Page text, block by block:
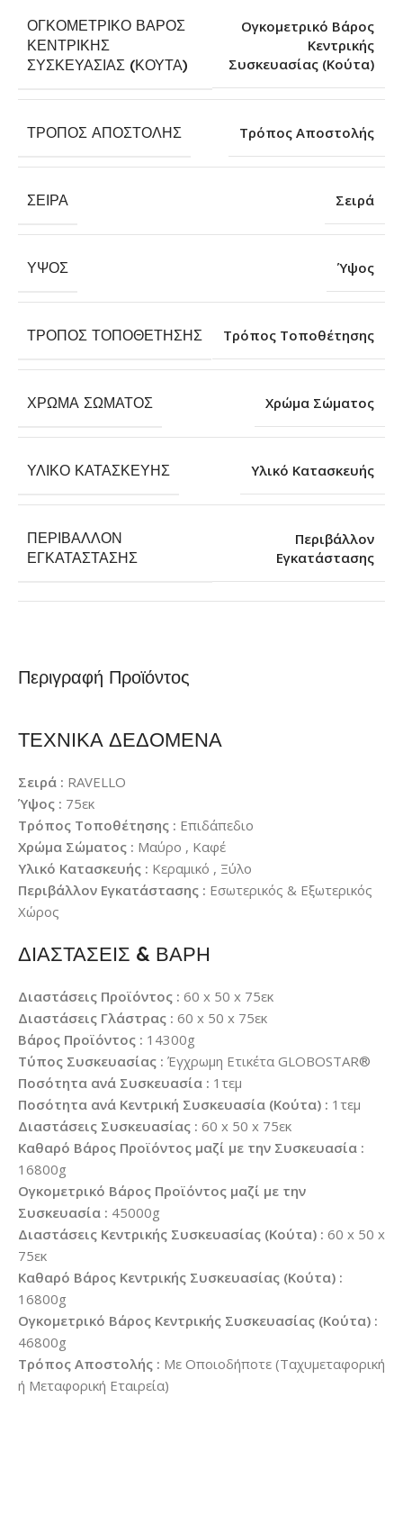
Περιγραφή Προϊόντος
ΤΕΧΝΙΚΑ ΔΕΔΟΜΕΝΑ
Σειρά : RAVELLO
Ύψος : 75εκ
Τρόπος Τοποθέτησης : Επιδάπεδιο
Χρώμα Σώματος : Μαύρο , Καφέ
Υλικό Κατασκευής : Κεραμικό , Ξύλο
Περιβάλλον Εγκατάστασης : Εσωτερικός & Εξωτερικός
Χώρος
ΔΙΑΣΤΑΣΕΙΣ & ΒΑΡΗ
Διαστάσεις Προϊόντος : 60 x 50 x 75εκ
Διαστάσεις Γλάστρας : 60 x 50 x 75εκ
Βάρος Προϊόντος : 14300g
Τύπος Συσκευασίας : Έγχρωμη Ετικέτα GLOBOSTAR®
Ποσότητα ανά Συσκευασία : 1τεμ
Ποσότητα ανά Κεντρική Συσκευασία (Κούτα) : 1τεμ
Διαστάσεις Συσκευασίας : 60 x 50 x 75εκ
Καθαρό Βάρος Προϊόντος μαζί με την Συσκευασία :
16800g
Ογκομετρικό Βάρος Προϊόντος μαζί με την
Συσκευασία : 45000g
Διαστάσεις Κεντρικής Συσκευασίας (Κούτα) : 60 x 50 x
75εκ
Καθαρό Βάρος Κεντρικής Συσκευασίας (Κούτα) :
16800g
Ογκομετρικό Βάρος Κεντρικής Συσκευασίας (Κούτα) :
46800g
Τρόπος Αποστολής : Με Οποιοδήποτε (Ταχυμεταφορική
ή Μεταφορική Εταιρεία)
ΟΓΚΟΜΕΤΡΙΚΌ ΒΆΡΟΣ
ΚΕΝΤΡΙΚΉΣ
ΣΥΣΚΕΥΑΣΊΑΣ (ΚΟΎΤΑ)
Ογκομετρικό Βάρος
Κεντρικής
Συσκευασίας (Κούτα)
ΤΡΌΠΟΣ ΑΠΟΣΤΟΛΉΣ Τρόπος Αποστολής
ΣΕΙΡΆ Σειρά
ΎΨΟΣ Ύψος
ΤΡΌΠΟΣ ΤΟΠΟΘΈΤΗΣΗΣ Τρόπος Τοποθέτησης
ΧΡΏΜΑ ΣΏΜΑΤΟΣ Χρώμα Σώματος
ΥΛΙΚΌ ΚΑΤΑΣΚΕΥΉΣ Υλικό Κατασκευής
ΠΕΡΙΒΆΛΛΟΝ
ΕΓΚΑΤΆΣΤΑΣΗΣ
Περιβάλλον
Εγκατάστασης